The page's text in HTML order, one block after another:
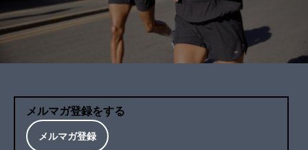
メルマガ登録をする
メルマガ登録